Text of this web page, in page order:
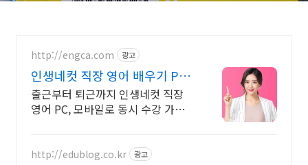
http://engca.com 광고
인생네컷 직장 영어 배우기 PC/
스마트폰 동영상강의
출근부터 퇴근까지 인생네컷 직장
영어 PC, 모바일로 동시 수강 가능
http://edublog.co.kr 광고